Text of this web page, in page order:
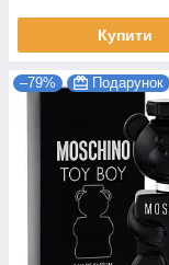
Купити
–79% Подарунок